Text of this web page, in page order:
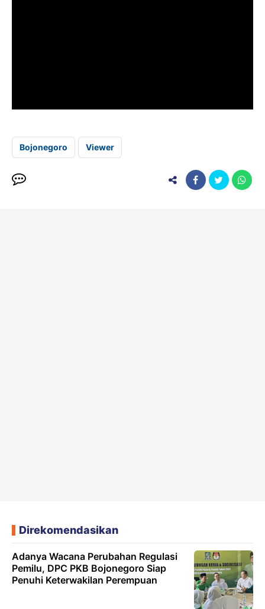
Bojonegoro Viewer
Direkomendasikan
Adanya Wacana Perubahan Regulasi
Pemilu, DPC PKB Bojonegoro Siap
Penuhi Keterwakilan Perempuan